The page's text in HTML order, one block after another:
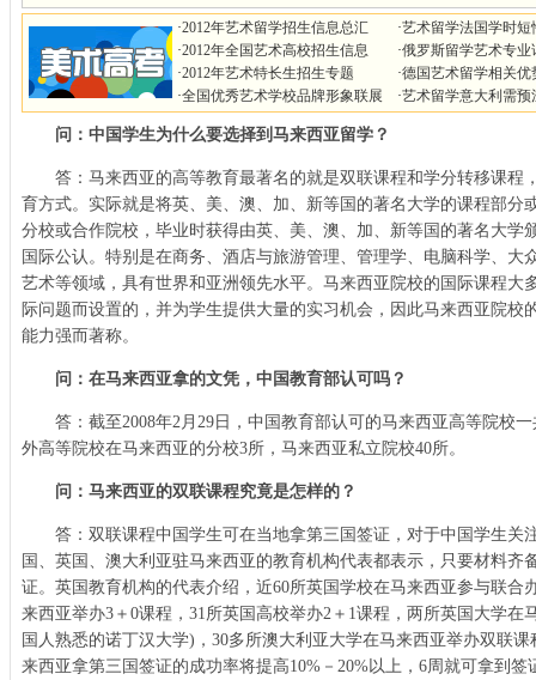
·2012年艺术留学招生信息总汇
·2012年全国艺术高校招生信息
·2012年艺术特长生招生专题
·全国优秀艺术学校品牌形象联展
·艺术留学法国学时短
·俄罗斯留学艺术专业
·德国艺术留学相关优
·艺术留学意大利需预
问：中国学生为什么要选择到马来西亚留学？
答：马来西亚的高等教育最著名的就是双联课程和学分转移课程
育方式。实际就是将英、美、澳、加、新等国的著名大学的课程部分
分校或合作院校，毕业时获得由英、美、澳、加、新等国的著名大学
国际公认。特别是在商务、酒店与旅游管理、管理学、电脑科学、大
艺术等领域，具有世界和亚洲领先水平。马来西亚院校的国际课程大
际问题而设置的，并为学生提供大量的实习机会，因此马来西亚院校
能力强而著称。
问：在马来西亚拿的文凭，中国教育部认可吗？
答：截至2008年2月29日，中国教育部认可的马来西亚高等院校一
外高等院校在马来西亚的分校3所，马来西亚私立院校40所。
问：马来西亚的双联课程究竟是怎样的？
答：双联课程中国学生可在当地拿第三国签证，对于中国学生关
国、英国、澳大利亚驻马来西亚的教育机构代表都表示，只要材料齐
证。英国教育机构的代表介绍，近60所英国学校在马来西亚参与联合
来西亚举办3＋0课程，31所英国高校举办2＋1课程，两所英国大学在
国人熟悉的诺丁汉大学)，30多所澳大利亚大学在马来西亚举办双联
来西亚拿第三国签证的成功率将提高10%－20%以上，6周就可拿到签